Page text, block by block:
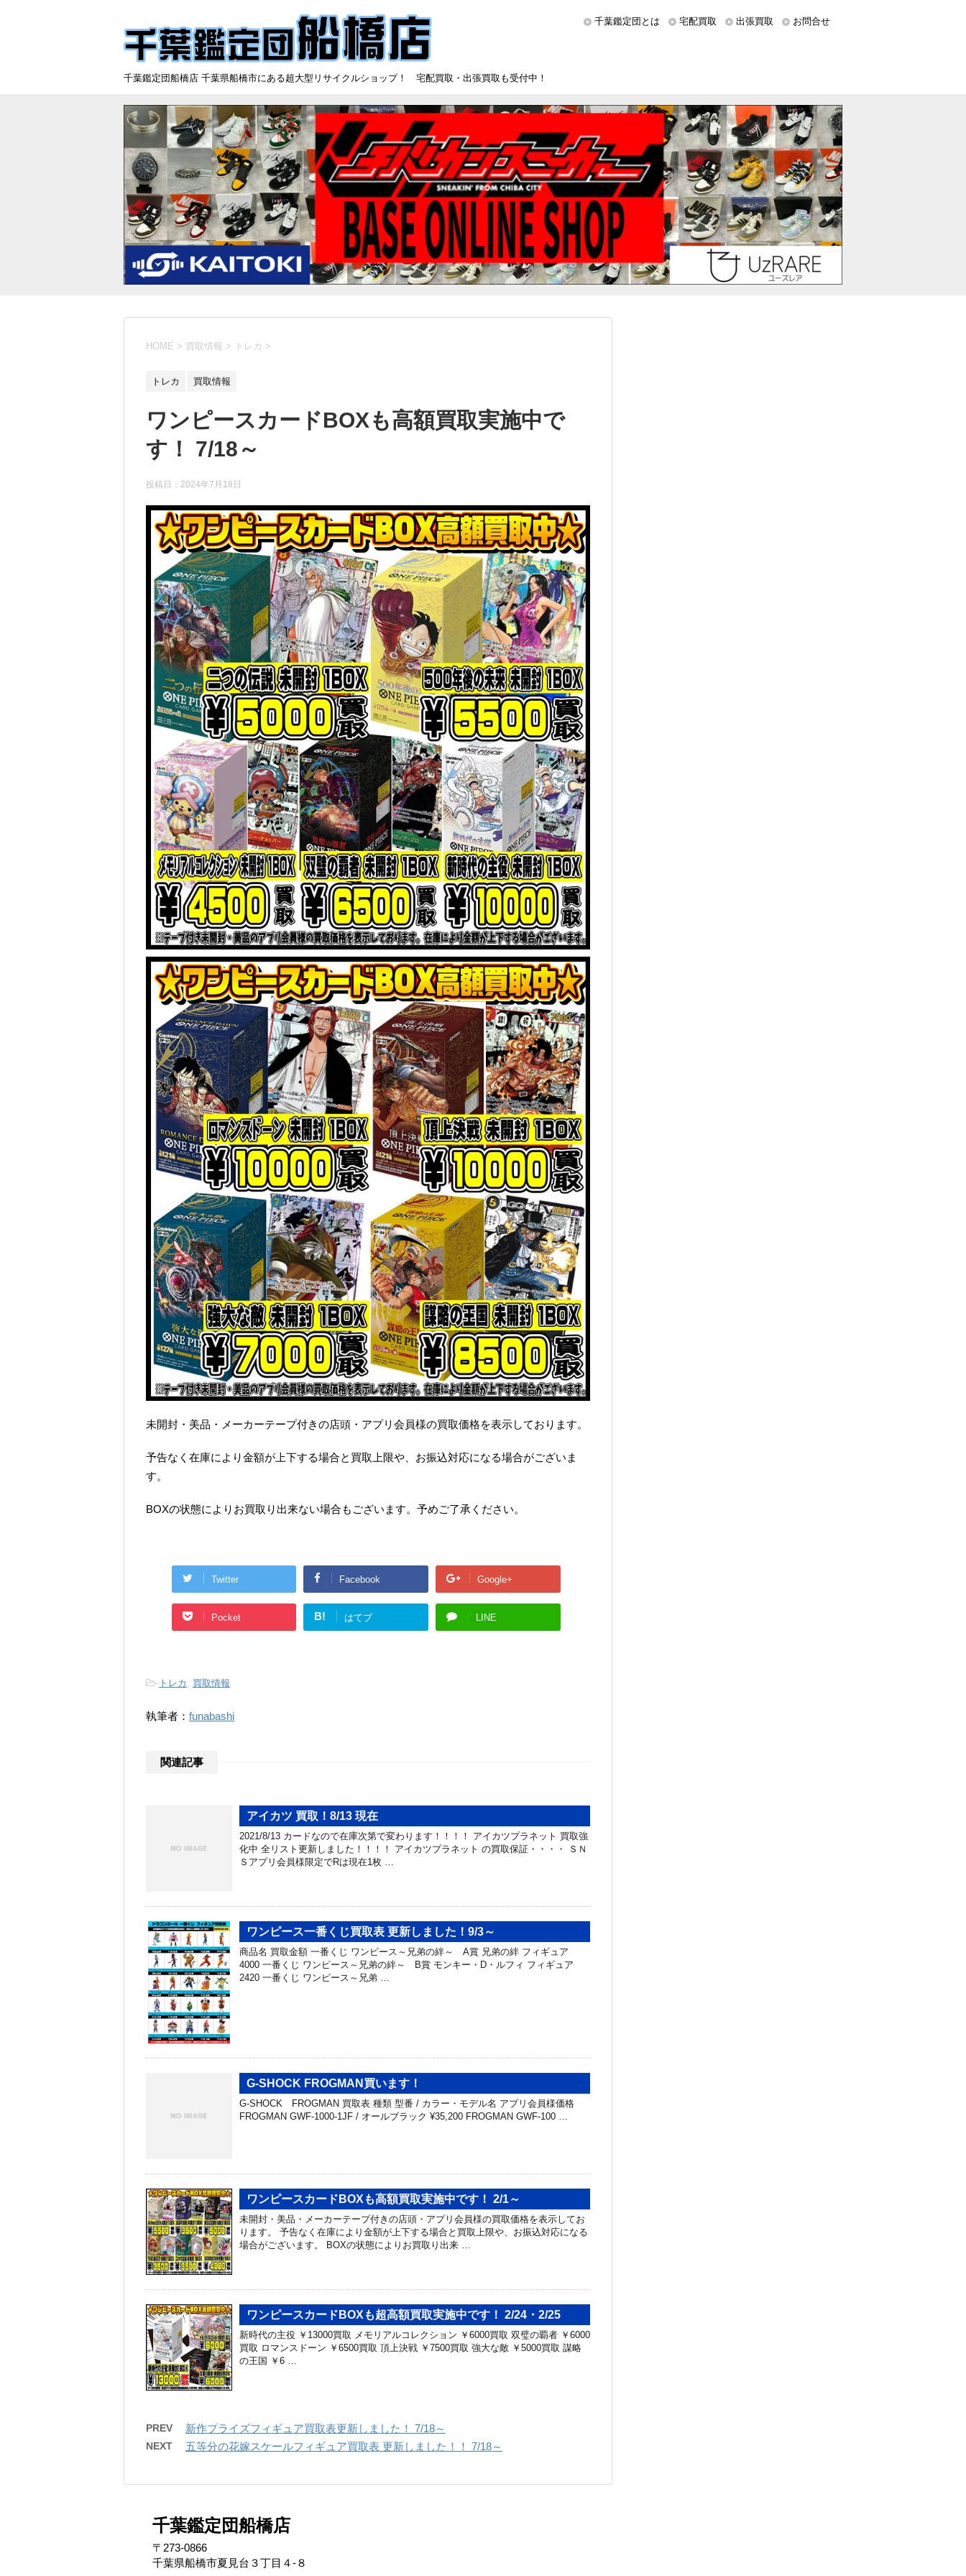
千葉鑑定団船橋店 千葉県船橋市にある超大型リサイクルショップ！ 宅配買取・出張買取も受付中！
千葉鑑定団とは 宅配買取 出張買取 お問合せ
HOME > 買取情報 > トレカ >
トレカ 買取情報
ワンピースカードBOXも高額買取実施中で
す！ 7/18～
投稿日： 2024年7月18日
未開封・美品・メーカーテープ付きの店頭・アプリ会員様の買取価格を表示しております。
予告なく在庫により金額が上下する場合と買取上限や、お振込対応になる場合がございま
す。
BOXの状態によりお買取り出来ない場合もございます。予めご了承ください。
Twitter Facebook Google+
Pocket B! はてブ LINE
- トレカ , 買取情報
執筆者： funabashi
関連記事
アイカツ 買取！8/13 現在
2021/8/13 カードなので在庫次第で変わります！！！！ アイカツプラネット 買取強
化中 全リスト更新しました！！！！ アイカツプラネット の買取保証・・・・ ＳＮ
Ｓアプリ会員様限定でRは現在1枚 …
ワンピース一番くじ買取表 更新しました！9/3～
商品名 買取金額 一番くじ ワンピース～兄弟の絆～ A賞 兄弟の絆 フィギュア
4000 一番くじ ワンピース～兄弟の絆～ B賞 モンキー・D・ルフィ フィギュア
2420 一番くじ ワンピース～兄弟 …
G-SHOCK FROGMAN買います！
G-SHOCK FROGMAN 買取表 種類 型番 / カラー・モデル名 アプリ会員様価格
FROGMAN GWF-1000-1JF / オールブラック ¥35,200 FROGMAN GWF-100 …
ワンピースカードBOXも高額買取実施中です！ 2/1～
未開封・美品・メーカーテープ付きの店頭・アプリ会員様の買取価格を表示してお
ります。 予告なく在庫により金額が上下する場合と買取上限や、お振込対応になる
場合がございます。 BOXの状態によりお買取り出来 …
ワンピースカードBOXも超高額買取実施中です！ 2/24・2/25
新時代の主役 ￥13000買取 メモリアルコレクション ￥6000買取 双璧の覇者 ￥6000
買取 ロマンスドーン ￥6500買取 頂上決戦 ￥7500買取 強大な敵 ￥5000買取 謀略
の王国 ￥6 …
PREV 新作プライズフィギュア買取表更新しました！ 7/18～
NEXT 五等分の花嫁スケールフィギュア買取表 更新しました！！ 7/18～
千葉鑑定団船橋店
〒273-0866
千葉県船橋市夏見台３丁目４-８